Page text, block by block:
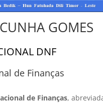
GOMES
DNF
de Finanças
de Finanças,